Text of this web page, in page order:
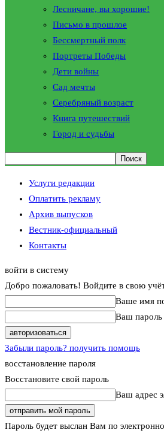
Лесничане, вы хорошие!
Письмо в прошлое
Бессмертный полк
Портреты Победы
Дети войны
Сад мечты
Серебряный возраст
Книга путешествий
Город и судьбы
Услуги редакции
Оплатить рекламу
Архив выпусков
Вестник-официальный
Контакты
войти в систему
Добро пожаловать! Войдите в свою
Ваше имя
Ваш пароль
Забыли пароль? получить помощь
восстановление пароля
Восстановите свой пароль
Ваш адрес
Пароль будет выслан Вам по